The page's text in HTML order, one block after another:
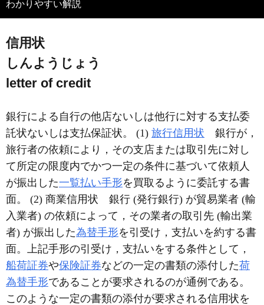
わかりやすい解説
信用状
しんようじょう
letter of credit
銀行による自行の他店ないしは他行に対する支払委
託状ないしは支払保証状。 (1) 旅行信用状 銀行が，
旅行者の依頼により，その支店または取引先に対し
て所定の限度内でかつ一定の条件に基づいて依頼人
が振出した一覧払い手形を買取るように委託する書
面。 (2) 商業信用状 銀行 (発行銀行) が貿易業者 (輸
入業者) の依頼によって，その業者の取引先 (輸出業
者) が振出した為替手形を引受け，支払いを約する書
面。上記手形の引受け，支払いをする条件として，
船荷証券や保険証券などの一定の書類の添付した荷
為替手形であることが要求されるのが通例である。
このような一定の書類の添付が要求される信用状を